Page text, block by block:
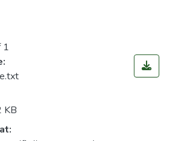
1
KB